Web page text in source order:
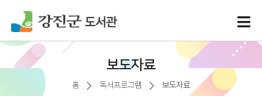
보도자료
홈 독서프로그램 보도자료